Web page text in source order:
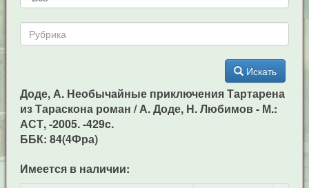
Искать
Доде, А. Необычайные приключения Тартарена
из Тараскона роман / А. Доде, Н. Любимов - М.:
АСТ, -2005. -429c.
ББК: 84(4Фра)
Имеется в наличии: